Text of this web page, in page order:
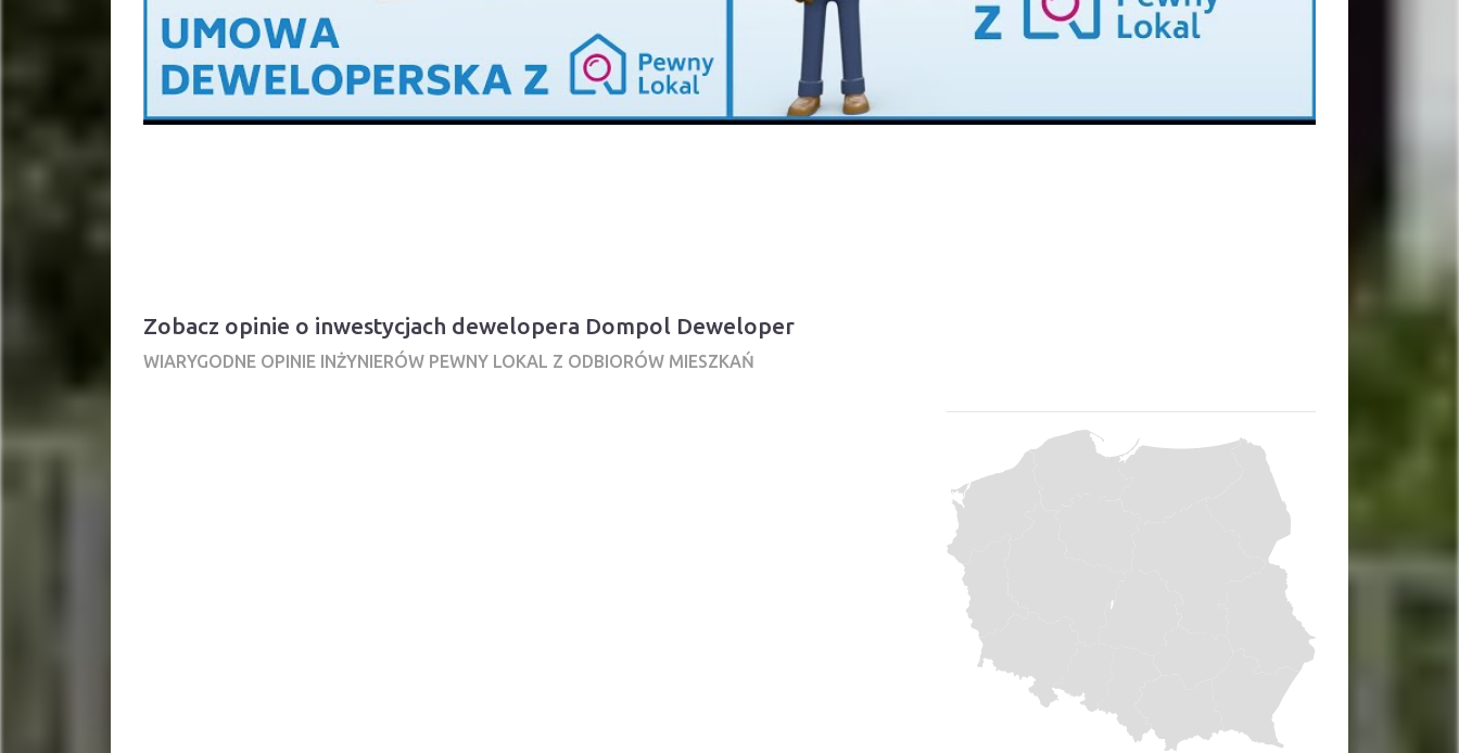
Zobacz opinie o inwestycjach dewelopera Dompol Deweloper
WIARYGODNE OPINIE INŻYNIERÓW PEWNY LOKAL Z ODBIORÓW MIESZKAŃ